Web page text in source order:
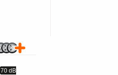
70 dB